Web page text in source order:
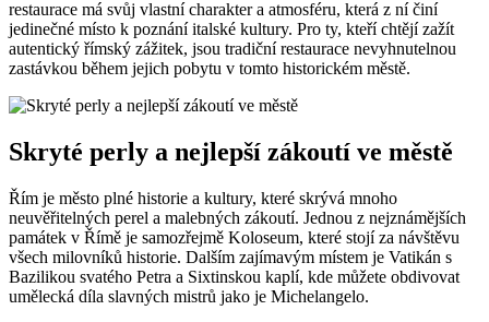
restaurace má svůj vlastní charakter a atmosféru, která z ní činí
jedinečné místo k poznání italské kultury. Pro ty, kteří chtějí zažít
autentický římský zážitek, jsou tradiční restaurace nevyhnutelnou
zastávkou během jejich pobytu v tomto historickém městě.
Skryté perly a nejlepší zákoutí ve městě
Řím je město plné historie a kultury, které skrývá mnoho
neuvěřitelných perel a malebných zákoutí. Jednou z nejznámějších
památek v Římě je samozřejmě Koloseum, které stojí za návštěvu
všech milovníků historie. Dalším zajímavým místem je Vatikán s
Bazilikou svatého Petra a Sixtinskou kaplí, kde můžete obdivovat
umělecká díla slavných mistrů jako je Michelangelo.